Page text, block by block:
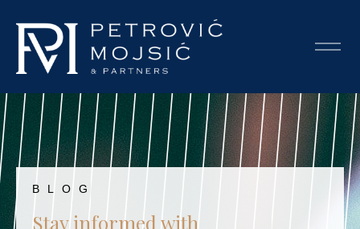
BLOG
Stay informed with